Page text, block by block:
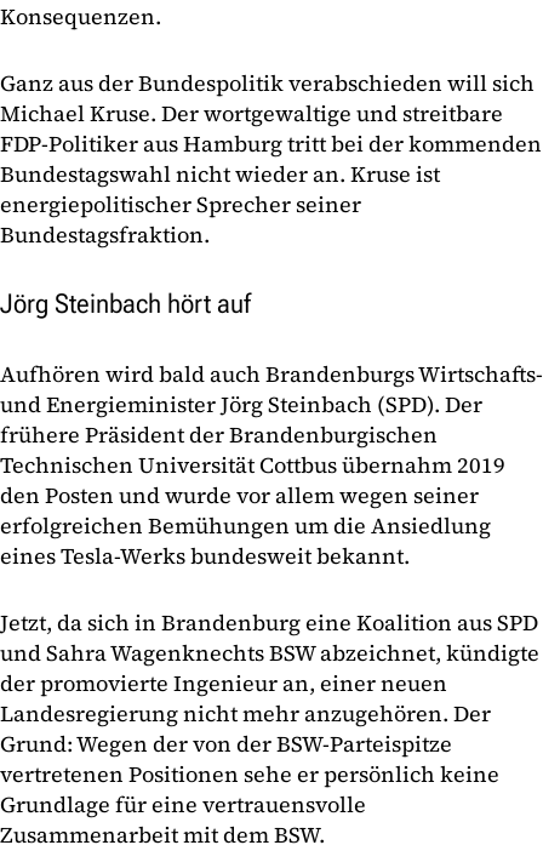
Konsequenzen.
Ganz aus der Bundespolitik verabschieden will sich
Michael Kruse. Der wortgewaltige und streitbare
FDP-Politiker aus Hamburg tritt bei der kommenden
Bundestagswahl nicht wieder an. Kruse ist
energiepolitischer Sprecher seiner
Bundestagsfraktion.
Jörg Steinbach hört auf
Aufhören wird bald auch Brandenburgs Wirtschafts-
und Energieminister Jörg Steinbach (SPD). Der
frühere Präsident der Brandenburgischen
Technischen Universität Cottbus übernahm 2019
den Posten und wurde vor allem wegen seiner
erfolgreichen Bemühungen um die Ansiedlung
eines Tesla-Werks bundesweit bekannt.
Jetzt, da sich in Brandenburg eine Koalition aus SPD
und Sahra Wagenknechts BSW abzeichnet, kündigte
der promovierte Ingenieur an, einer neuen
Landesregierung nicht mehr anzugehören. Der
Grund: Wegen der von der BSW-Parteispitze
vertretenen Positionen sehe er persönlich keine
Grundlage für eine vertrauensvolle
Zusammenarbeit mit dem BSW.